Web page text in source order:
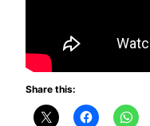
Share this: